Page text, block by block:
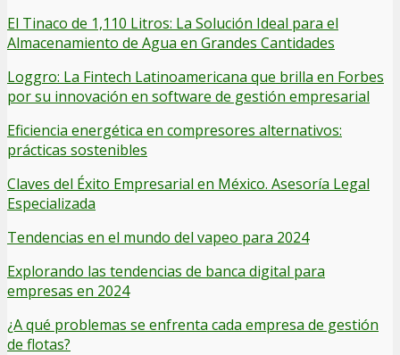
El Tinaco de 1,110 Litros: La Solución Ideal para el
Almacenamiento de Agua en Grandes Cantidades
Loggro: La Fintech Latinoamericana que brilla en Forbes
por su innovación en software de gestión empresarial
Eficiencia energética en compresores alternativos:
prácticas sostenibles
Claves del Éxito Empresarial en México. Asesoría Legal
Especializada
Tendencias en el mundo del vapeo para 2024
Explorando las tendencias de banca digital para
empresas en 2024
¿A qué problemas se enfrenta cada empresa de gestión
de flotas?